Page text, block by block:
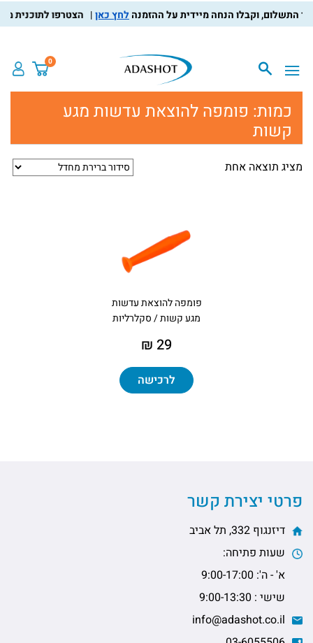
לחץ כאן הצטרפו לתוכנית
0
כמות: פומפה להוצאת עדשות מגע
קשות
מציג תוצאה אחת
פומפה להוצאת עדשות
מגע קשות / סקלרליות
29 ₪
לרכישה
פרטי יצירת קשר
דיזנגוף 332, תל אביב
שעות פתיחה:
א' - ה': 9:00-17:00
שישי : 9:00-13:30